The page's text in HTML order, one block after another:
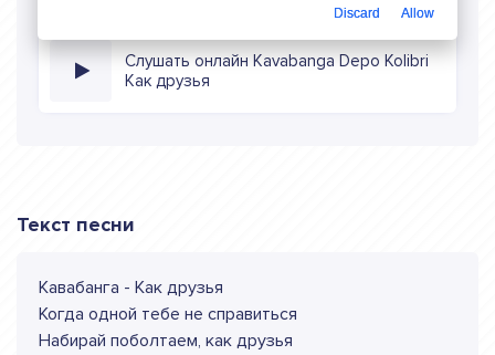
Слушать онлайн Kavabanga Depo Kolibri
Как друзья
Текст песни
Кавабанга - Как друзья
Когда одной тебе не справиться
Набирай поболтаем, как друзья
Discard Allow